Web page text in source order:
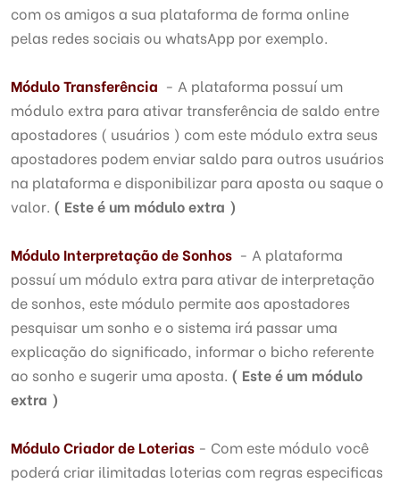
com os amigos a sua plataforma de forma online
pelas redes sociais ou whatsApp por exemplo.
Módulo Transferência - A plataforma possuí um
módulo extra para ativar transferência de saldo entre
apostadores ( usuários ) com este módulo extra seus
apostadores podem enviar saldo para outros usuários
na plataforma e disponibilizar para aposta ou saque o
valor. ( Este é um módulo extra )
Módulo Interpretação de Sonhos - A plataforma
possuí um módulo extra para ativar de interpretação
de sonhos, este módulo permite aos apostadores
pesquisar um sonho e o sistema irá passar uma
explicação do significado, informar o bicho referente
ao sonho e sugerir uma aposta. ( Este é um módulo
extra )
Módulo Criador de Loterias - Com este módulo você
poderá criar ilimitadas loterias com regras especificas